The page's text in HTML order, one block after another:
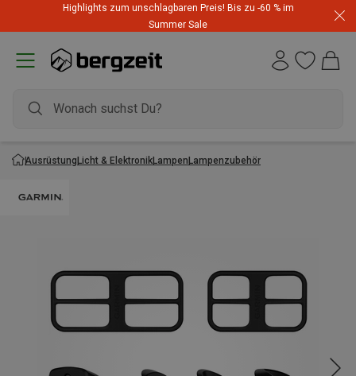
Highlights zum unschlagbaren Preis! Bis zu -60 % im
Summer Sale
AusrüstungLicht & ElektronikLampenLampenzubehör